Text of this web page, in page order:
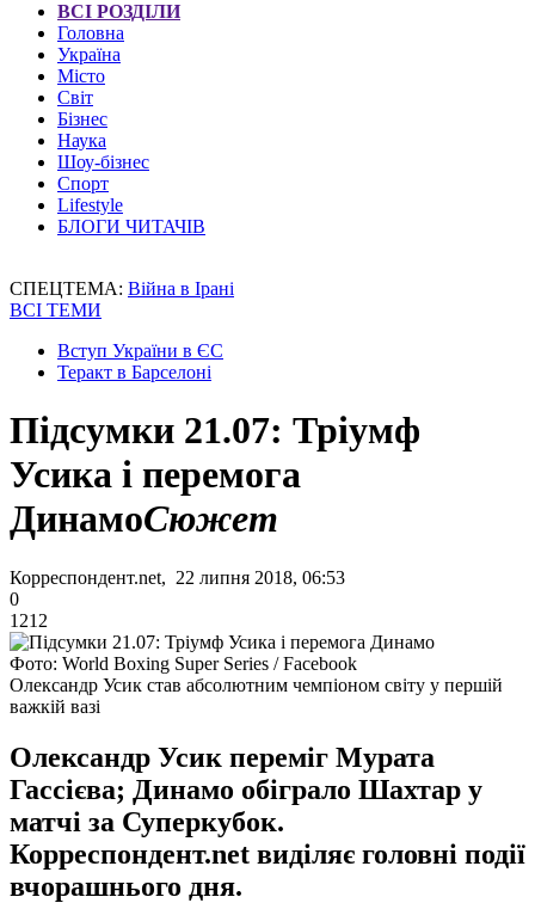
ВСІ РОЗДІЛИ
Головна
Україна
Місто
Світ
Бізнес
Наука
Шоу-бізнес
Спорт
Lifestyle
БЛОГИ ЧИТАЧІВ
СПЕЦТЕМА: Війна в Ірані
ВСІ ТЕМИ
Вступ України в ЄС
Теракт в Барселоні
Підсумки 21.07: Тріумф
Усика і перемога
ДинамоСюжет
Корреспондент.net, 22 липня 2018, 06:53
0
1212
Фото: World Boxing Super Series / Facebook
Олександр Усик став абсолютним чемпіоном світу у першій
важкій вазі
Олександр Усик переміг Мурата
Гассієва; Динамо обіграло Шахтар у
матчі за Суперкубок.
Корреспондент.net виділяє головні події
вчорашнього дня.